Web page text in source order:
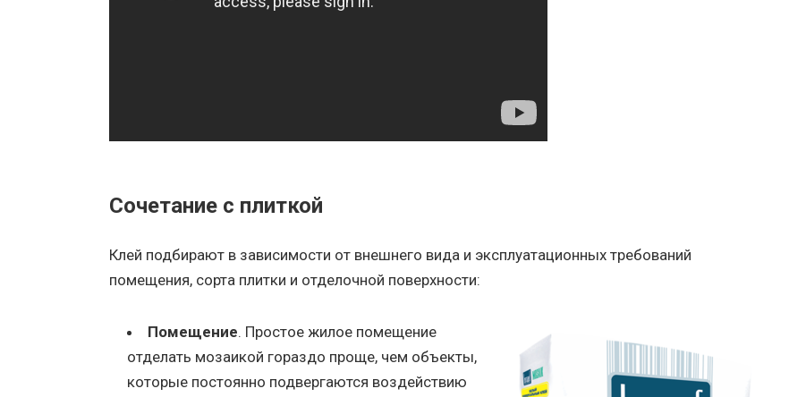
Сочетание с плиткой
Клей подбирают в зависимости от внешнего вида и эксплуатационных требований
помещения, сорта плитки и отделочной поверхности:
Помещение. Простое жилое помещение
отделать мозаикой гораздо проще, чем объекты,
которые постоянно подвергаются воздействию